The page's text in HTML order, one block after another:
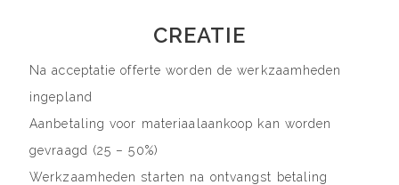
CREATIE
Na acceptatie offerte worden de werkzaamheden
ingepland
Aanbetaling voor materiaalaankoop kan worden
gevraagd (25 – 50%)
Werkzaamheden starten na ontvangst betaling